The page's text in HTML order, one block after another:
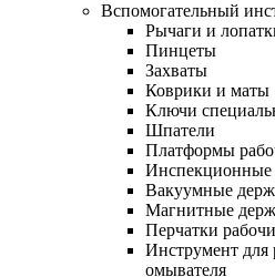
Вспомогательный
Рычаги и
Пинцеты
Захваты
Коврики и маты
Ключи
Шпатели
Платформы
Инспекционные
Вакуумные
Магнитные
Перчатки
Инструмент для
омывателя